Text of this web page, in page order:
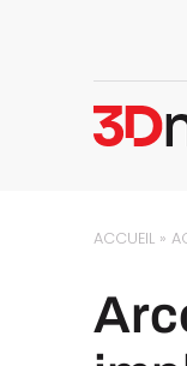
ACCUEIL »